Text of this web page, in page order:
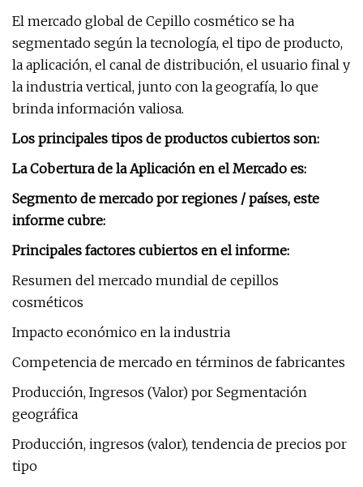
El mercado global de Cepillo cosmético se ha
segmentado según la tecnología, el tipo de producto,
la aplicación, el canal de distribución, el usuario final y
la industria vertical, junto con la geografía, lo que
brinda información valiosa.
Los principales tipos de productos cubiertos son:
La Cobertura de la Aplicación en el Mercado es:
Segmento de mercado por regiones / países, este
informe cubre:
Principales factores cubiertos en el informe:
Resumen del mercado mundial de cepillos
cosméticos
Impacto económico en la industria
Competencia de mercado en términos de fabricantes
Producción, Ingresos (Valor) por Segmentación
geográfica
Producción, ingresos (valor), tendencia de precios por
tipo